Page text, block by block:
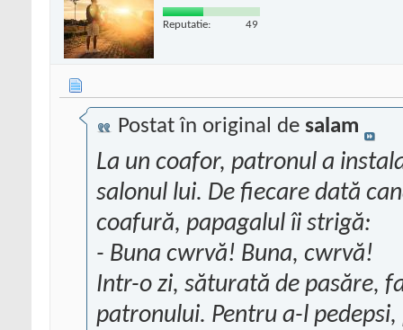
Reputatie: 49
Postat în original de salam
La un coafor, patronul a
salonul lui. De fiecare dată
coafură, papagalul îi strigă:
- Buna cwrvă! Buna, cwrvă!
Intr-o zi, săturată de pasăre,
patronului. Pentru a-l